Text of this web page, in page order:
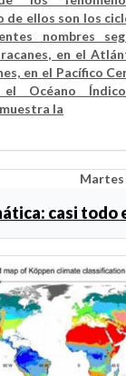
de ellos son los
nombres
en el
en el Pacífico
el Océano
la
Martes
casi todo